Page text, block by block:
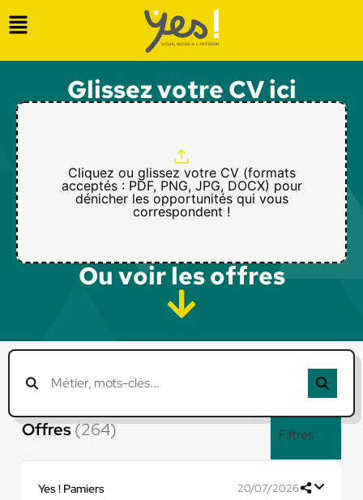
Glissez votre CV ici
Cliquez ou glissez votre CV (formats
acceptés : PDF, PNG, JPG, DOCX) pour
dénicher les opportunités qui vous
correspondent !
Ou voir les offres​
Offres(264) Filtres
Yes ! Pamiers 20/07/2026